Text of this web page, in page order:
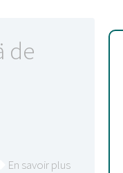
de
En savoir plus